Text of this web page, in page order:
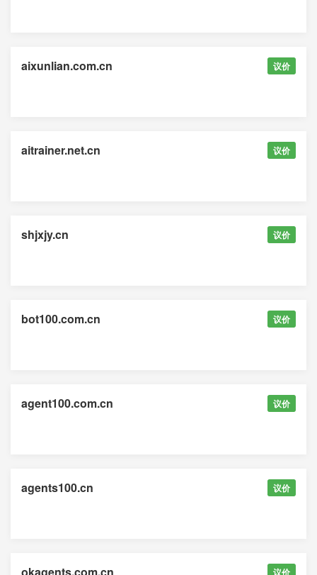
aixunlian.com.cn 议价
aitrainer.net.cn 议价
shjxjy.cn 议价
bot100.com.cn 议价
agent100.com.cn 议价
agents100.cn 议价
议价